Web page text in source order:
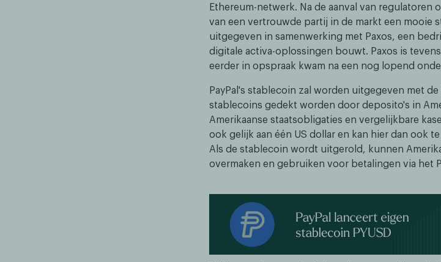
Ethereum-netwerk. Na de aanval van regulatoren
van een vertrouwde partij in de markt een mooie
uitgegeven in samenwerking met Paxos, een
digitale activa-oplossingen bouwt. Paxos is
eerder in opspraak kwam na een nog lopend
PayPal's stablecoin zal worden uitgegeven met
stablecoins gedekt worden door deposito's in
Amerikaanse staatsobligaties en vergelijkbare
ook gelijk aan één US dollar en kan hier dan ook
Als de stablecoin wordt uitgerold, kunnen
overmaken en gebruiken voor betalingen via het